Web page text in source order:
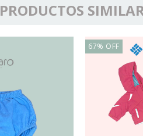
PRODUCTOS
67% OFF